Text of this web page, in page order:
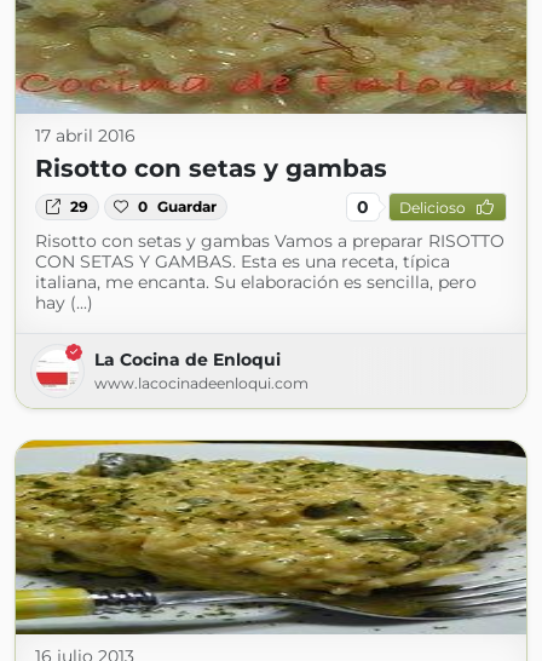
17 abril 2016
Risotto con setas y gambas
29 0 Guardar 0 Delicioso
Risotto con setas y gambas Vamos a preparar RISOTTO
CON SETAS Y GAMBAS. Esta es una receta, típica
italiana, me encanta. Su elaboración es sencilla, pero
hay (...)
La Cocina de Enloqui
www.lacocinadeenloqui.com
16 julio 2013